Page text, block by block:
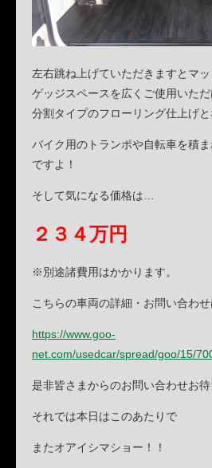
左右跳ね上げていただきますとマ
ゲッジスペースを広くご使用いただ
分割タイプのフローリング仕上げと
バイク用のトランポや自転車を積
ですよ！
そして気になる価格は…
２３４万円
※別途諸費用はかかります。
こちらの車両の詳細・お問い合わ
https://www.goo-
net.com/usedcar/spread/goo/15/
是非皆さまからのお問い合わせお待
それでは本日はこのあたりで
またオアイシマショー！！